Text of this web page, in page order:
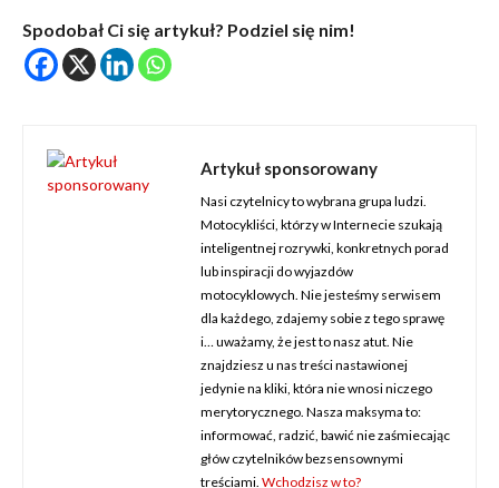
Spodobał Ci się artykuł? Podziel się nim!
Artykuł sponsorowany
Nasi czytelnicy to wybrana grupa ludzi.
Motocykliści, którzy w Internecie szukają
inteligentnej rozrywki, konkretnych porad
lub inspiracji do wyjazdów
motocyklowych. Nie jesteśmy serwisem
dla każdego, zdajemy sobie z tego sprawę
i… uważamy, że jest to nasz atut. Nie
znajdziesz u nas treści nastawionej
jedynie na kliki, która nie wnosi niczego
merytorycznego. Nasza maksyma to:
informować, radzić, bawić nie zaśmiecając
głów czytelników bezsensownymi
treściami. Wchodzisz w to?